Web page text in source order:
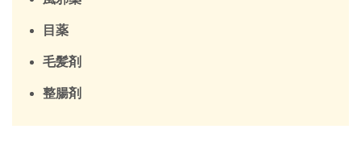
目薬
毛髪剤
整腸剤